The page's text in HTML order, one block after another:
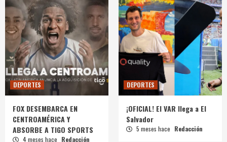
DEPORTES
FOX DESEMBARCA EN
CENTROAMÉRICA Y
ABSORBE A TIGO SPORTS
4 meses hace Redacción
DEPORTES
¡OFICIAL! El VAR llega a El
Salvador
5 meses hace Redacción